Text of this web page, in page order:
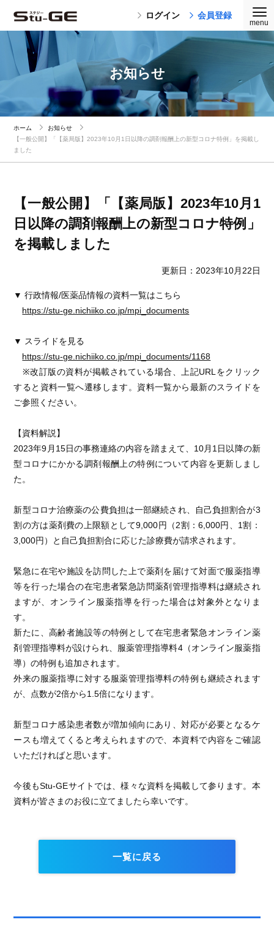
ログイン 会員登録
お知らせ
ホーム
お知らせ
【一般公開】「【薬局版】2023年10月1日以降の調剤報酬上の新型コロナ特例」を掲載し
ました
【一般公開】「【薬局版】2023年10月1
日以降の調剤報酬上の新型コロナ特例」
を掲載しました
更新日：2023年10月22日
▼ 行政情報/医薬品情報の資料一覧はこちら
https://stu-ge.nichiiko.co.jp/mpi_documents
▼ スライドを見る
https://stu-ge.nichiiko.co.jp/mpi_documents/1168
※改訂版の資料が掲載されている場合、上記URLをクリック
すると資料一覧へ遷移します。資料一覧から最新のスライドを
ご参照ください。
【資料解説】
2023年9月15日の事務連絡の内容を踏まえて、10月1日以降の新
型コロナにかかる調剤報酬上の特例について内容を更新しまし
た。
新型コロナ治療薬の公費負担は一部継続され、自己負担割合が3
割の方は薬剤費の上限額として9,000円（2割：6,000円、1割：
3,000円）と自己負担割合に応じた診療費が請求されます。
緊急に在宅や施設を訪問した上で薬剤を届けて対面で服薬指導
等を行った場合の在宅患者緊急訪問薬剤管理指導料は継続され
ますが、オンライン服薬指導を行った場合は対象外となりま
す。
新たに、高齢者施設等の特例として在宅患者緊急オンライン薬
剤管理指導料が設けられ、服薬管理指導料4（オンライン服薬指
導）の特例も追加されます。
外来の服薬指導に対する服薬管理指導料の特例も継続されます
が、点数が2倍から1.5倍になります。
新型コロナ感染患者数が増加傾向にあり、対応が必要となるケ
ースも増えてくると考えられますので、本資料で内容をご確認
いただければと思います。
今後もStu-GEサイトでは、様々な資料を掲載して参ります。本
資料が皆さまのお役に立てましたら幸いです。
一覧に戻る